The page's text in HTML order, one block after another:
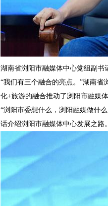
湖南省浏阳市融媒体中心党组副书
“我们有三个融合的亮点。”湖南
化+旅游的融合推动了浏阳市融媒
“浏阳市委想什么，浏阳融媒做什
话介绍浏阳市融媒体中心发展之路